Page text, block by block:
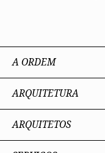
A ORDEM
Ordem dos Arquitectos
Sobre a OA
Legado
ARQUITETURA
Trabalhar com Arquiteto
Porquê um Arquiteto
ARQUITETOS